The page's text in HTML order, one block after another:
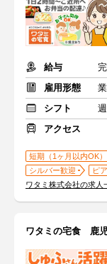
給与
雇用形態
シフト
アクセス
短期（1ヶ月以内OK）
シルバー歓迎
ピ
ワタミ株式会社の求人
ワタミの宅食 鹿児